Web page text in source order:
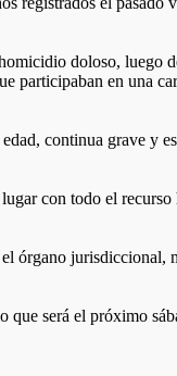
doloso, luego
participaban en una
continua grave y
con todo el
órgano jurisdiccional,
será el próximo